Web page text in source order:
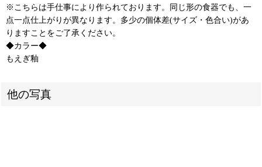
※こちらは手仕事により作られております。同じ形の食器でも、一
点一点仕上がりが異なります。多少の個体差(サイズ・色合い)があ
りますことをご了承ください。
◆カラー◆
もえぎ釉
他の写真